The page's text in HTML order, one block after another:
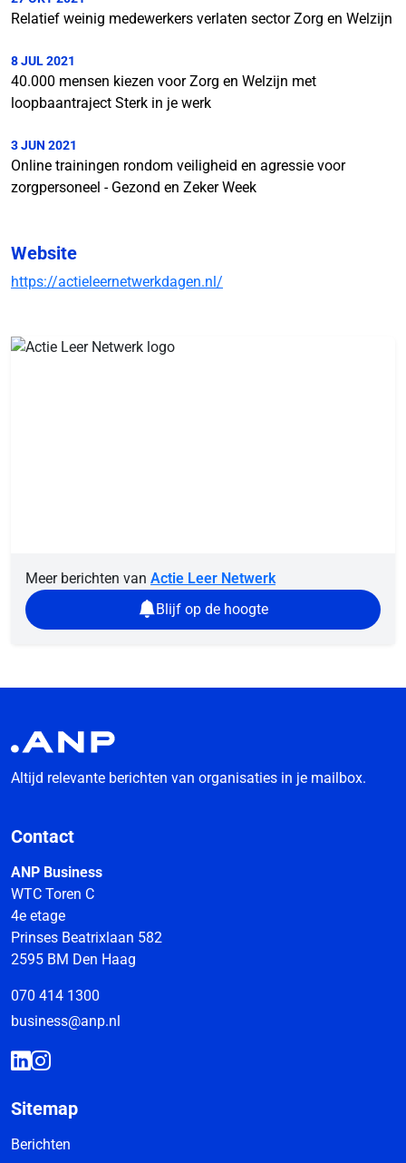
Relatief weinig medewerkers verlaten sector Zorg en Welzijn
8 JUL 2021
40.000 mensen kiezen voor Zorg en Welzijn met
loopbaantraject Sterk in je werk
3 JUN 2021
Online trainingen rondom veiligheid en agressie voor
zorgpersoneel - Gezond en Zeker Week
Website
https://actieleernetwerkdagen.nl/
Meer berichten van Actie Leer Netwerk
Blijf op de hoogte
Altijd relevante berichten van organisaties in je mailbox.
Contact
ANP Business
WTC Toren C
4e etage
Prinses Beatrixlaan 582
2595 BM Den Haag
070 414 1300
business@anp.nl
Sitemap
Berichten